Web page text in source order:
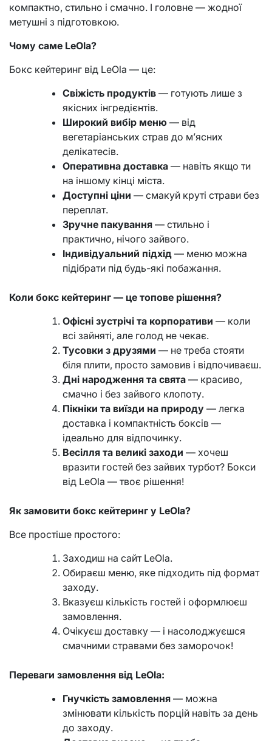
компактно, стильно і смачно. І головне — жодної
метушні з підготовкою.
Чому саме LeOla?
Бокс кейтеринг від LeOla — це:
Свіжість продуктів — готують лише з
якісних інгредієнтів.
Широкий вибір меню — від
вегетаріанських страв до м’ясних
делікатесів.
Оперативна доставка — навіть якщо ти
на іншому кінці міста.
Доступні ціни — смакуй круті страви без
переплат.
Зручне пакування — стильно і
практично, нічого зайвого.
Індивідуальний підхід — меню можна
підібрати під будь-які побажання.
Коли бокс кейтеринг — це топове рішення?
Офісні зустрічі та корпоративи — коли
всі зайняті, але голод не чекає.
Тусовки з друзями — не треба стояти
біля плити, просто замовив і відпочиваєш.
Дні народження та свята — красиво,
смачно і без зайвого клопоту.
Пікніки та виїзди на природу — легка
доставка і компактність боксів —
ідеально для відпочинку.
Весілля та великі заходи — хочеш
вразити гостей без зайвих турбот? Бокси
від LeOla — твоє рішення!
Як замовити бокс кейтеринг у LeOla?
Все простіше простого:
Заходиш на сайт LeOla.
Обираєш меню, яке підходить під формат
заходу.
Вказуєш кількість гостей і оформлюєш
замовлення.
Очікуєш доставку — і насолоджуєшся
смачними стравами без заморочок!
Переваги замовлення від LeOla:
Гнучкість замовлення — можна
змінювати кількість порцій навіть за день
до заходу.